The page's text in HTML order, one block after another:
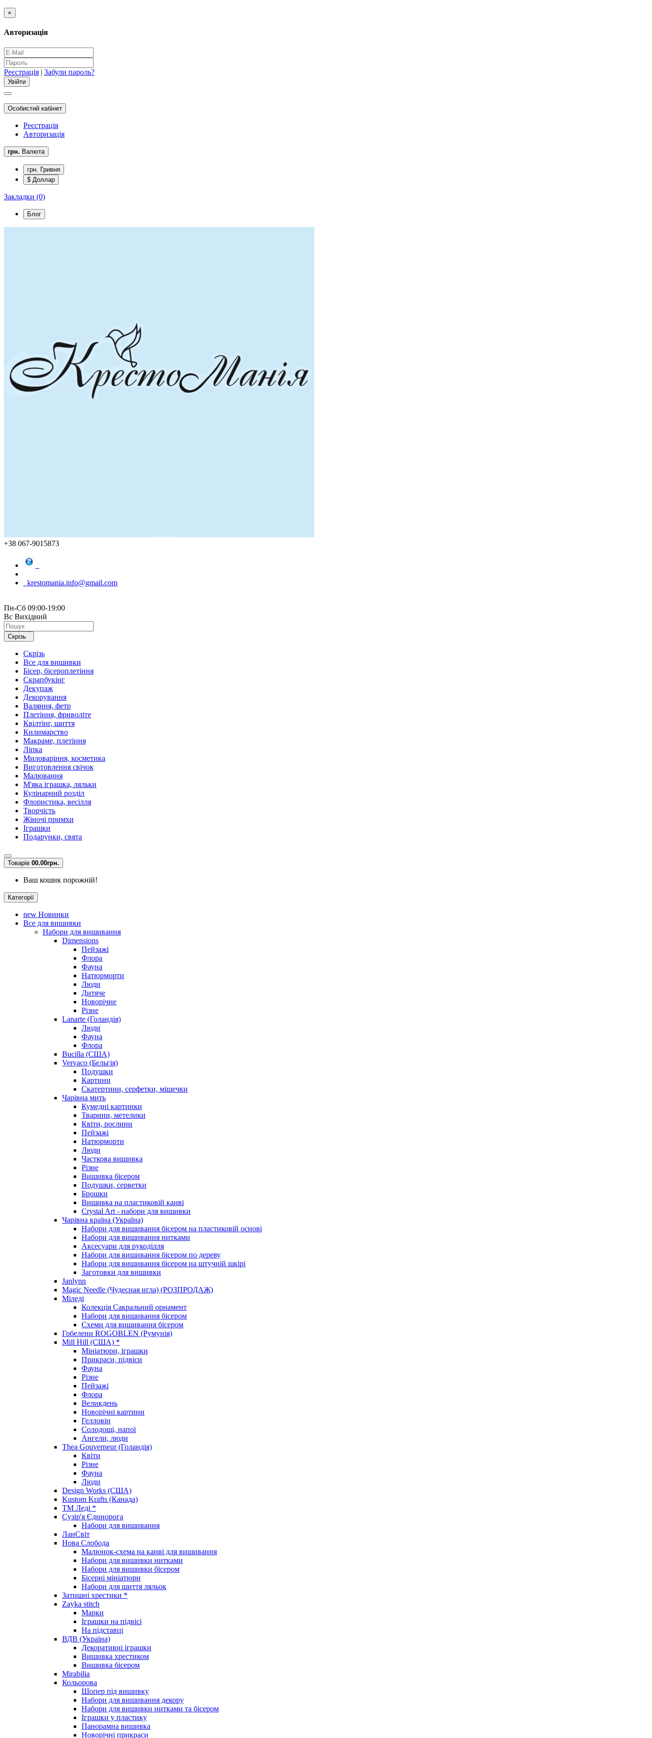
×
Авторизація
Реєстрація | Забули пароль?
Особистий кабінет
Реєстрація
Авторизація
грн. Валюта
грн. Гривня
$ Доллар
Закладки (0)
Блог
+38 067-9015873
krestomania.info@gmail.com
Пн-Сб 09:00-19:00
Вс Вихідний
Скрізь
Скрізь
Все для вишивки
Бісер, бісероплетіння
Скрапбукінг
Декупаж
Декорування
Валяння, фетр
Плетіння, фриволіте
Квілтінг, шиття
Килимарство
Макраме, плетіння
Ліпка
Миловаріння, косметика
Виготовлення свічок
Малювання
М'яка іграшка, ляльки
Кулінарний розділ
Флористика, весілля
Творчість
Жіночі примхи
Іграшки
Подарунки, свята
Товарів 00.00грн.
Ваш кошик порожній!
Категорії
new Новинки
Все для вишивки
Набори для вишивання
Dimensions
Пейзажі
Флора
Фауна
Натюрморти
Люди
Дитяче
Новорічне
Різне
Lanarte (Голандія)
Люди
Фауна
Флора
Bucilla (США)
Vervaco (Бельгія)
Подушки
Картини
Скатертини, серфетки, мішечки
Чарiвна мить
Кумедні картинки
Тварини, метелики
Квіти, рослини
Пейзажі
Натюрморти
Люди
Часткова вишивка
Різне
Вишивка бісером
Подушки, серветки
Брошки
Вишивка на пластиковій канві
Crystal Art - набори для вишивки
Чарівна країна (Україна)
Набори для вишивання бісером на пластиковій основі
Набори для вишивання нитками
Аксесуари для рукоділля
Набори для вишивання бісером по дереву
Набори для вишивання бісером на штучній шкірі
Заготовки для вишивки
Janlynn
Magic Needle (Чудесная игла) (РОЗПРОДАЖ)
Міледі
Колекція Сакральний орнамент
Набори для вишивання бісером
Схеми для вишивання бісером
Гобелени ROGOBLEN (Румунія)
Mill Hill (США) *
Мініатюри, іграшки
Прикраси, підвіси
Фауна
Різне
Пейзажі
Флора
Великдень
Новорічні картини
Гелловін
Солодощі, напої
Ангели, люди
Thea Gouverneur (Голандія)
Квіти
Різне
Фауна
Люди
Design Works (США)
Kustom Krafts (Канада)
ТМ Леді *
Сузір'я Єдинорога
Набори для вишивання
ЛанСвіт
Нова Слобода
Малюнок-схема на канві для вишивання
Набори для вишивки нитками
Набори для вишивки бісером
Бісерні мініатюри
Набори для шиття ляльок
Затишні хрестики *
Zayka stitch
Марки
Іграшки на підвісі
На підставці
ВДВ (Україна)
Декоративні іграшки
Вишивка хрестиком
Вишивка бісером
Mirabilia
Кольорова
Шопер під вишивку
Набори для вишивання декору
Набори для вишивки нитками та бісером
Іграшки у пластику
Панорамна вишивка
Новорічні прикраси